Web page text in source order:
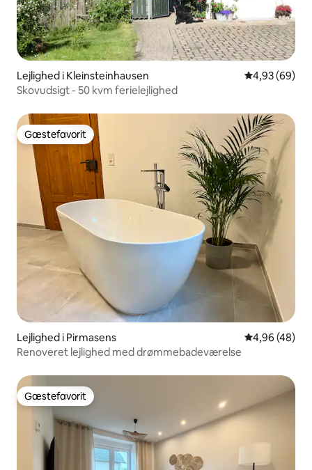
Lejlighed i Kleinsteinhausen 4,93 ud af 5 i
4,93 (69)
Skovudsigt - 50 kvm ferielejlighed
Gæstefavorit
Gæstefavorit
Lejlighed i Pirmasens 4,96 ud af 5 i
4,96 (48)
Renoveret lejlighed med drømmebadeværelse
Gæstefavorit
Gæstefavorit